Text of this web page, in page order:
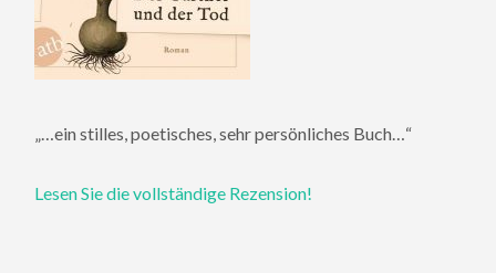
„…ein stilles, poetisches, sehr persönliches Buch…“
Lesen Sie die vollständige Rezension!